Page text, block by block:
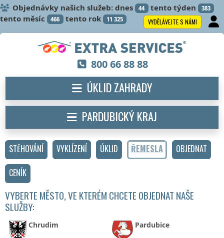
Objednávky našich služeb: dnes 44 tento týden 383
tento měsíc 466 tento rok 11 325 VYDĚLÁVEJTE S NÁMI
STĚHOVÁNÍ VYKLÍZENÍ ÚKLID ŘEMESLA
OBJEDNAT
CENÍK
VYBERTE MĚSTO, VE KTERÉM CHCETE OBJEDNAT NAŠE
SLUŽBY:
Chrudim Pardubice
800 66 88 88
ÚKLID ZAHRADY
PARDUBICKÝ KRAJ